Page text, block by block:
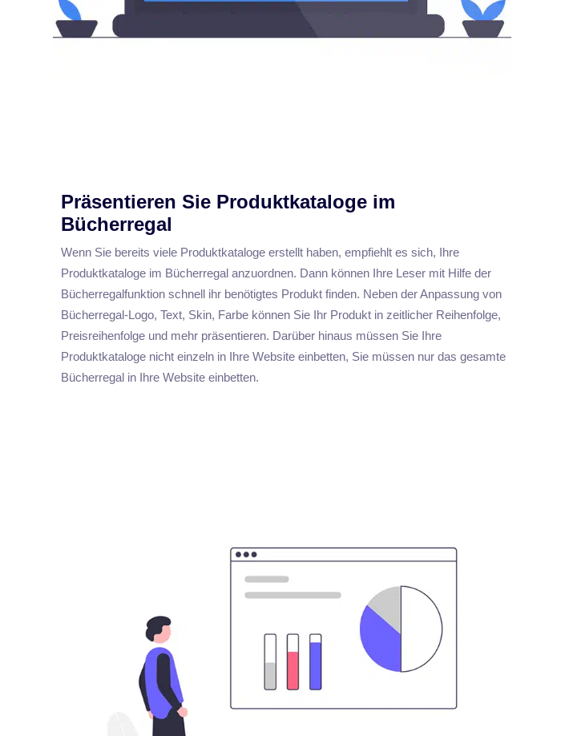
Präsentieren Sie Produktkataloge im
Bücherregal
Wenn Sie bereits viele Produktkataloge erstellt haben, empfiehlt es sich, Ihre
Produktkataloge im Bücherregal anzuordnen. Dann können Ihre Leser mit Hilfe der
Bücherregalfunktion schnell ihr benötigtes Produkt finden. Neben der Anpassung von
Bücherregal-Logo, Text, Skin, Farbe können Sie Ihr Produkt in zeitlicher Reihenfolge,
Preisreihenfolge und mehr präsentieren. Darüber hinaus müssen Sie Ihre
Produktkataloge nicht einzeln in Ihre Website einbetten, Sie müssen nur das gesamte
Bücherregal in Ihre Website einbetten.